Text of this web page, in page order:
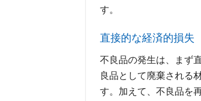
す。
直接的な経済的損失
不良品の発生は、まず
良品として廃棄される
す。加えて、不良品を